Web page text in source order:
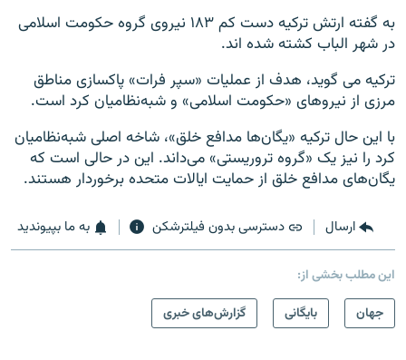
به گفته ارتش ترکیه دست کم ۱۸۳ نیروی گروه حکومت اسلامی
در شهر الباب کشته شده اند.
ترکیه می گوید، هدف از عملیات «سپر فرات» پاکسازی مناطق
مرزی از نیروهای «حکومت اسلامی» و شبه‌نظامیان کرد است.
با این حال ترکیه «یگان‌ها مدافع خلق»، شاخه اصلی شبه‌نظامیان
کرد را نیز یک «گروه تروریستی» می‌داند. این در حالی است که
یگان‌های مدافع خلق از حمایت ایالات متحده برخوردار هستند.
ارسال دسترسی بدون فیلترشکن به ما بپیوندید
این مطلب بخشی از:
جهان
بایگانی گزارش‌های خبری